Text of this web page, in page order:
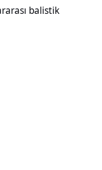
balistik